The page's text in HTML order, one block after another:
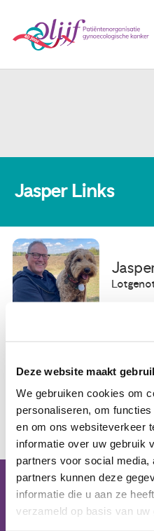
Deze website maakt
We gebruiken cookies om
personaliseren, om
en om ons websiteverkeer
informatie over uw gebruik
partners voor social
partners kunnen deze
informatie die u aan ze
verzameld op basis van
Nieuws
Over ons
Contact
Jasper Links
Terug
Bezoekadres (op afspraak):